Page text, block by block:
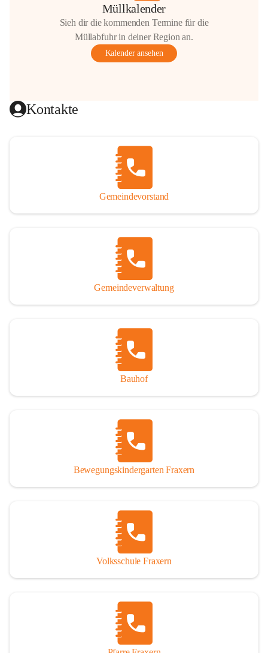
Müllkalender
Sieh dir die kommenden Termine für die
Müllabfuhr in deiner Region an.
Kalender ansehen
Kontakte
Gemeindevorstand
Gemeindeverwaltung
Bauhof
Bewegungskindergarten Fraxern
Volksschule Fraxern